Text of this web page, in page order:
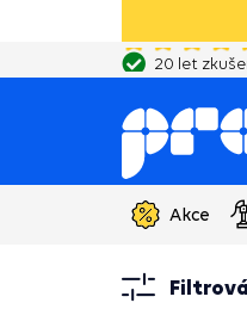
20 let
Akce